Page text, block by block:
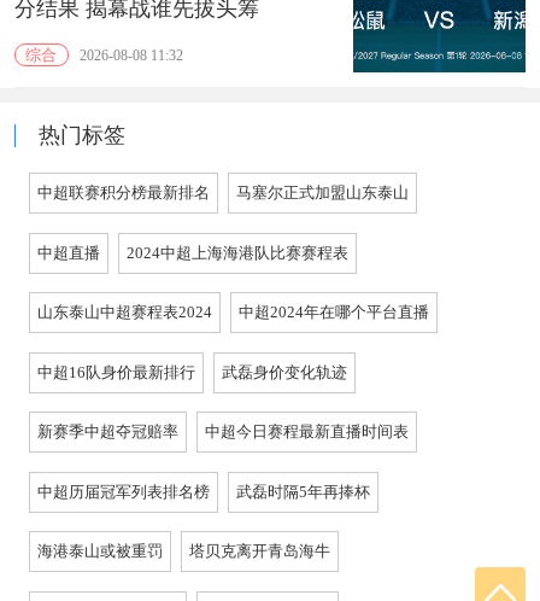
分结果 揭幕战谁先拔头筹
综合 2026-08-08 11:32
热门标签
中超联赛积分榜最新排名 马塞尔正式加盟山东泰山
中超直播 2024中超上海海港队比赛赛程表
山东泰山中超赛程表2024 中超2024年在哪个平台直播
中超16队身价最新排行 武磊身价变化轨迹
新赛季中超夺冠赔率 中超今日赛程最新直播时间表
中超历届冠军列表排名榜 武磊时隔5年再捧杯
海港泰山或被重罚 塔贝克离开青岛海牛